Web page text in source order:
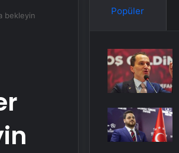
bekleyin Popüler